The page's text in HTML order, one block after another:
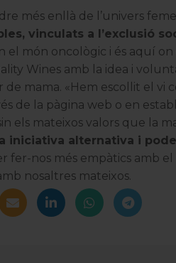
més enllà de l’univers
vinculats a l’exclusió
món oncològic i és aquí on
Wines amb la idea i
mama. «Hem escollit el vi
de la pàgina web o en
els mateixos valors que la
iniciativa alternativa i
fer-nos més empàtics amb
nosaltres mateixos.